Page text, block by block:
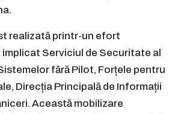
realizată printr-un efort
Serviciul de Securitate al
fără Pilot, Forțele pentru
Direcția Principală de Informații
Această mobilizare